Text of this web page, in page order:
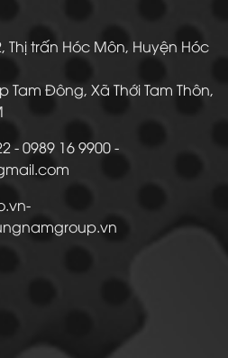
Thị trấn Hóc Môn, Huyện Hóc
Tam Đông, Xã Thới Tam Thôn,
6622 - 0989 16 9900 -